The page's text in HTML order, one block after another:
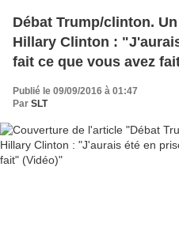
Débat Trump/clinton.
Hillary Clinton :
fait ce que vous avez
Publié le 09/09/2016 à 01:47
Par SLT